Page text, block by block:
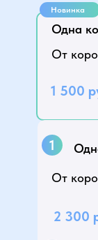
Одна
1 500
От
От
2 300
1
Новинка